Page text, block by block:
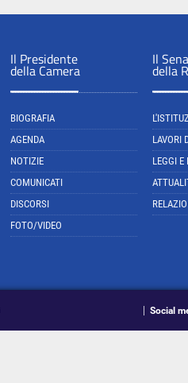
Il Presidente
della Camera
BIOGRAFIA
AGENDA
NOTIZIE
COMUNICATI
DISCORSI
FOTO/VIDEO
Il
della
LAVORI
LEGGI E
Social